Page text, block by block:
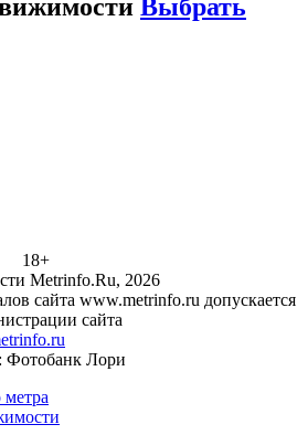
Выбрать
18+
Metrinfo.Ru, 2026
сайта www.metrinfo.ru допускается
сайта
Фотобанк Лори
метра